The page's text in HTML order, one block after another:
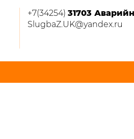
+7(34254) 31703
SlugbaZ.UK@yandex.ru